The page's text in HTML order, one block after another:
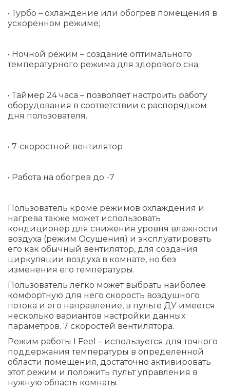
• Турбо – охлаждение или обогрев помещения в
ускоренном режиме;
• Ночной режим – создание оптимального
температурного режима для здорового сна;
• Таймер 24 часа – позволяет настроить работу
оборудования в соответствии с распорядком
дня пользователя.
• 7-скоростной вентилятор
• Работа на обогрев до -7
Пользователь кроме режимов охлаждения и
нагрева также может использовать
кондиционер для снижения уровня влажности
воздуха (режим Осушения) и эксплуатировать
его как обычный вентилятор, для создания
циркуляции воздуха в комнате, но без
изменения его температуры.
Пользователь легко может выбрать наиболее
комфортную для него скорость воздушного
потока и его направление, в пульте ДУ имеется
несколько вариантов настройки данных
параметров. 7 скоростей вентилятора.
Режим работы I Feel – используется для точного
поддержания температуры в определенной
области помещения, достаточно активировать
этот режим и положить пульт управления в
нужную область комнаты.